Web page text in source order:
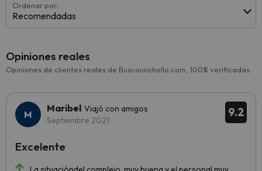
Ordenar por:
Recomendadas
Opiniones reales
Opiniones de clientes reales de Buscounchollo.com, 100% verificadas.
9.2
Maribel Viajó con amigos
Septiembre 2021
Excelente